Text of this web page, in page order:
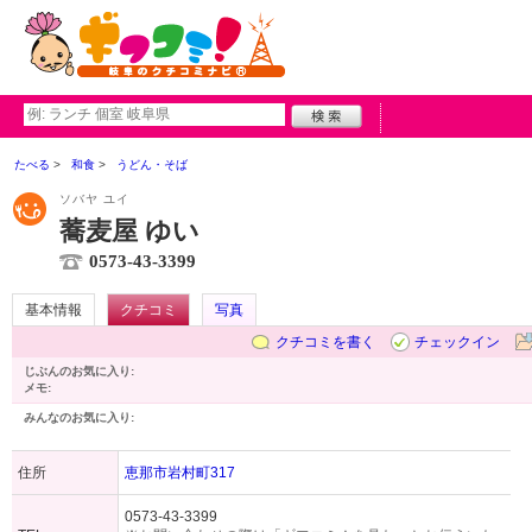
たべる 和食 うどん・そば
ソバヤ ユイ
蕎麦屋 ゆい
0573-43-3399
基本情報 クチコミ
写真
クチコミを書く
チェックイン
じぶんのお気に入り:
メモ:
みんなのお気に入り:
住所 恵那市岩村町317
0573-43-3399